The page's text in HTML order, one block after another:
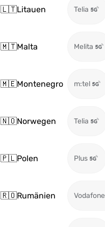
🇱🇹Litauen Telia
🇲🇹Malta Melita
🇲🇪Montenegro m:tel
🇳🇴Norwegen Telia
🇵🇱Polen Plus
🇷🇴Rumänien Vodafone